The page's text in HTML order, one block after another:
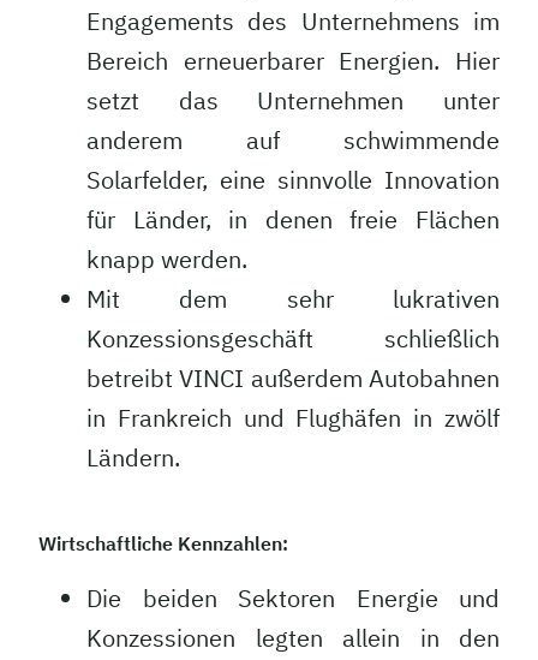
Engagements des Unternehmens im
Bereich erneuerbarer Energien. Hier
setzt das Unternehmen unter
anderem auf schwimmende
Solarfelder, eine sinnvolle Innovation
für Länder, in denen freie Flächen
knapp werden.
Mit dem sehr lukrativen
Konzessionsgeschäft schließlich
betreibt VINCI außerdem Autobahnen
in Frankreich und Flughäfen in zwölf
Ländern.
Wirtschaftliche Kennzahlen:
Die beiden Sektoren Energie und
Konzessionen legten allein in den